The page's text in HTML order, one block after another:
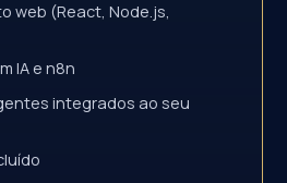
web (React, Node.js,
IA e n8n
integrados ao seu